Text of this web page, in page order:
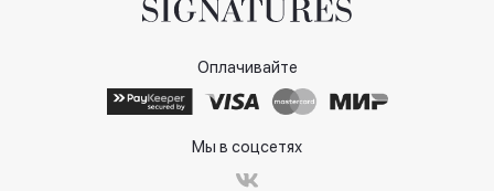
Оплачивайте
Мы в соцсетях